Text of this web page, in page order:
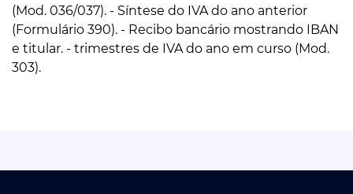
(Mod. 036/037). - Síntese do IVA do ano anterior
(Formulário 390). - Recibo bancário mostrando IBAN
e titular. - trimestres de IVA do ano em curso (Mod.
303).